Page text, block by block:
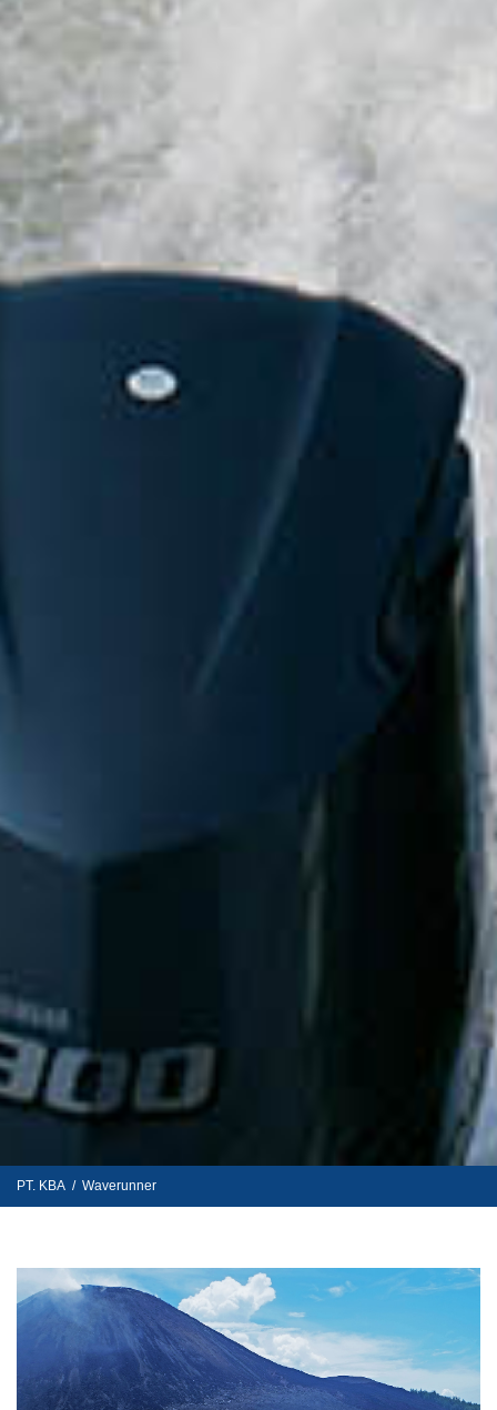
PT. KBA / Waverunner
Berita KBA @waverunner_id Waverunner
Waverunner
Community Indonesia